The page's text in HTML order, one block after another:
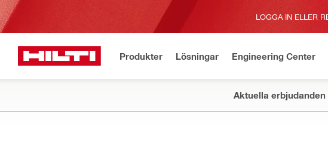
LOGGA IN ELLER
Produkter Lösningar Engineering Center
Aktuella erbjudanden